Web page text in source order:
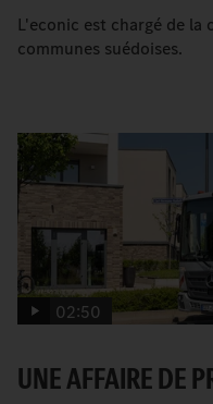
L'econic est chargé de la
communes suédoises.
02:50
UNE AFFAIRE DE